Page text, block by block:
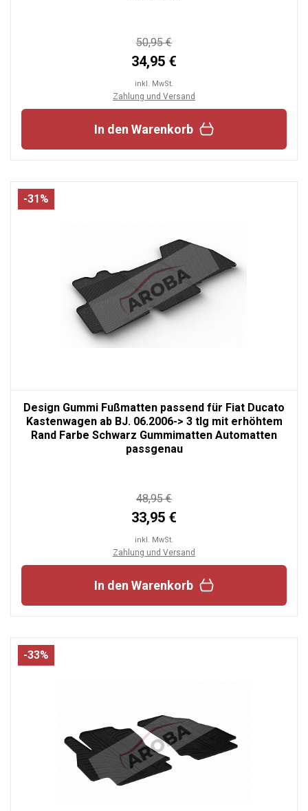
50,95 €
34,95 €
inkl. MwSt.
Zahlung und Versand
In den Warenkorb
-31%
Design Gummi Fußmatten passend für Fiat Ducato
Kastenwagen ab BJ. 06.2006-> 3 tlg mit erhöhtem
Rand Farbe Schwarz Gummimatten Automatten
passgenau
48,95 €
33,95 €
inkl. MwSt.
Zahlung und Versand
In den Warenkorb
-33%